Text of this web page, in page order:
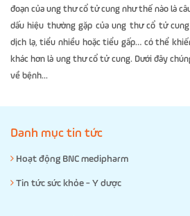
đoạn của ung thư cổ tử cung như thế nào là
dấu hiệu thường gặp của ung thư cổ tử
dịch lạ, tiểu nhiều hoặc tiểu gấp… có thể
khác hơn là ung thư cổ tử cung. Dưới đây
về bệnh...
Danh mục tin tức
Hoạt động BNC medipharm
Tin tức sức khỏe - Y dược